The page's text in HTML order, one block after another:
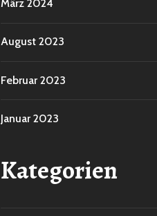
März 2024
August 2023
Februar 2023
Januar 2023
Kategorien